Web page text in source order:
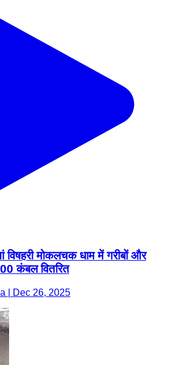
विषहरी मोकलचक धाम में गरीबों और
कंबल वितरित
| Dec 26, 2025